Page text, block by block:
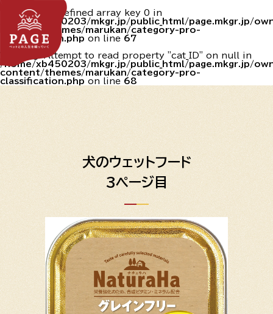
Warning: Undefined array key 0 in
/home/xb450203/mkgr.jp/public_html/page.mkgr.jp/
content/themes/marukan/category-pro-
classification.php on line 67
: Attempt to read property "cat_ID" on null in
/home/xb450203/mkgr.jp/public_html/page.mkgr.jp/
content/themes/marukan/category-pro-
classification.php on line 68
犬のウェットフード
3ページ目